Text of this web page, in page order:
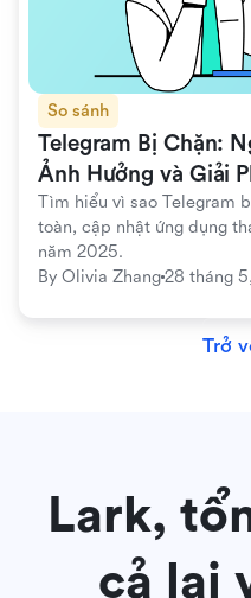
So sánh
Telegram Bị Chặn:
Ảnh Hưởng và Giải
Tìm hiểu vì sao Telegram
toàn, cập nhật ứng dụng
năm 2025.
By Olivia Zhang28 tháng
Trở
Lark,
cả lại